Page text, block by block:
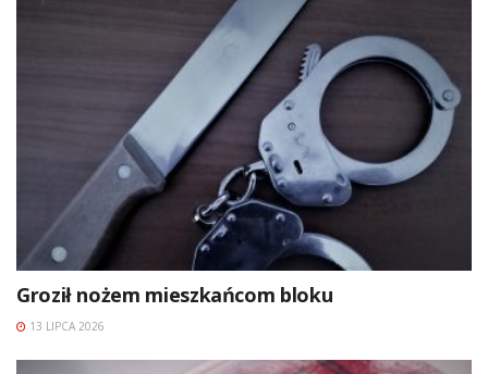
Groził nożem mieszkańcom bloku
13 LIPCA 2026